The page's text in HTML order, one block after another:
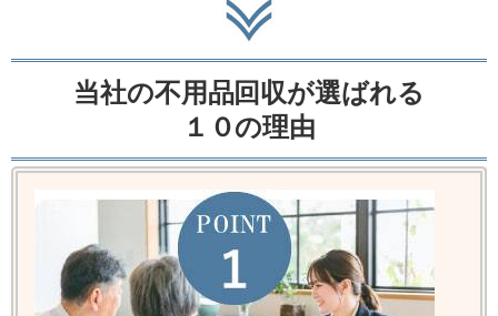
当社の不用品回収が選ばれる
１０の理由